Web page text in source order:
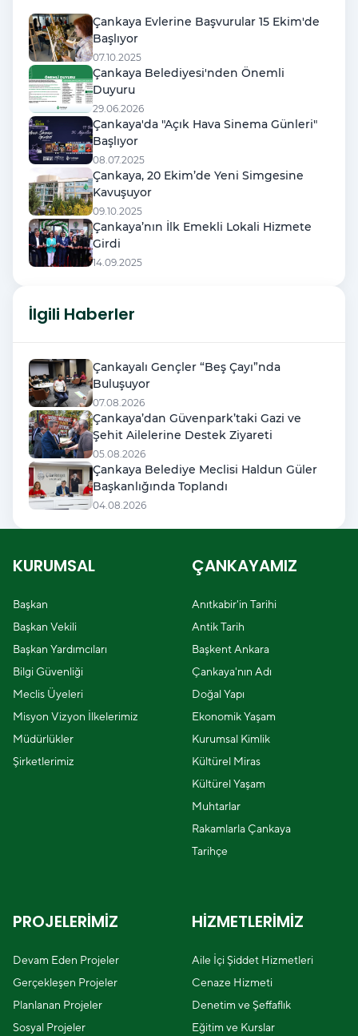
Çankaya Evlerine Başvurular 15 Ekim'de
Başlıyor
07.10.2025
Çankaya Belediyesi'nden Önemli
Duyuru
29.06.2026
Çankaya'da "Açık Hava Sinema Günleri"
Başlıyor
08.07.2025
Çankaya, 20 Ekim’de Yeni Simgesine
Kavuşuyor
09.10.2025
Çankaya’nın İlk Emekli Lokali Hizmete
Girdi
14.09.2025
İlgili Haberler
Çankayalı Gençler “Beş Çayı”nda
Buluşuyor
07.08.2026
Çankaya’dan Güvenpark’taki Gazi ve
Şehit Ailelerine Destek Ziyareti
05.08.2026
Çankaya Belediye Meclisi Haldun Güler
Başkanlığında Toplandı
04.08.2026
KURUMSAL
Başkan
Başkan Vekili
Başkan Yardımcıları
Bilgi Güvenliği
Meclis Üyeleri
Misyon Vizyon İlkelerimiz
Müdürlükler
Şirketlerimiz
ÇANKAYAMIZ
Anıtkabir'in Tarihi
Antik Tarih
Başkent Ankara
Çankaya'nın Adı
Doğal Yapı
Ekonomik Yaşam
Kurumsal Kimlik
Kültürel Miras
Kültürel Yaşam
Muhtarlar
Rakamlarla Çankaya
Tarihçe
PROJELERİMİZ
Devam Eden Projeler
Gerçekleşen Projeler
Planlanan Projeler
Sosyal Projeler
HİZMETLERİMİZ
Aile İçi Şiddet Hizmetleri
Cenaze Hizmeti
Denetim ve Şeffaflık
Eğitim ve Kurslar